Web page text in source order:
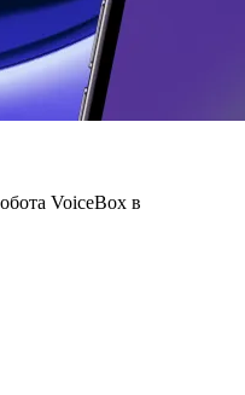
VoiceBox в